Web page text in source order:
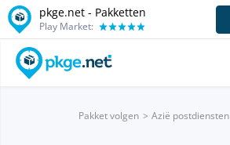
pkge.net - Pakketten
Play Market:
Pakket volgen Azië postdiensten